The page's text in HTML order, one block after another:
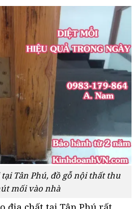
Tân Phú, đồ gỗ nội thất thu
mối vào nhà